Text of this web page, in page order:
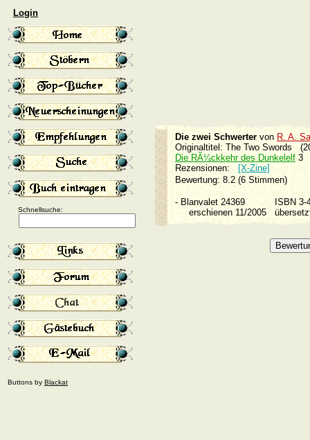
Login
Schnellsuche:
Buttons by Blackat
Die zwei SchwertervonR. A.
Originaltitel: The Two Swords
Die RÃ¼ckkehr des Dunkelelf3
Rezensionen:[X-Zine]
Bewertung: 8.2 (6 Stimmen)
- Blanvalet 24369
ISBN
erschienen 11/2005